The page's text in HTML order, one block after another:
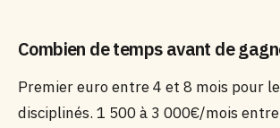
Combien de temps avant de
Premier euro entre 4 et 8 mois pour
disciplinés. 1 500 à 3 000€/mois